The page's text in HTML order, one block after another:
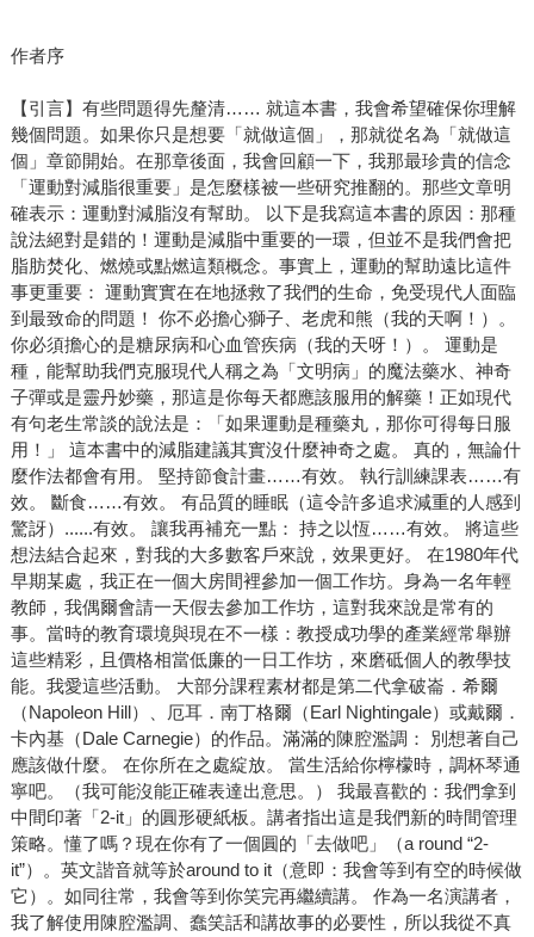
作者序
【引言】有些問題得先釐清…… 就這本書，我會希望確保你理解
幾個問題。如果你只是想要「就做這個」，那就從名為「就做這
個」章節開始。在那章後面，我會回顧一下，我那最珍貴的信念
「運動對減脂很重要」是怎麼樣被一些研究推翻的。那些文章明
確表示：運動對減脂沒有幫助。 以下是我寫這本書的原因：那種
說法絕對是錯的！運動是減脂中重要的一環，但並不是我們會把
脂肪焚化、燃燒或點燃這類概念。事實上，運動的幫助遠比這件
事更重要： 運動實實在在地拯救了我們的生命，免受現代人面臨
到最致命的問題！ 你不必擔心獅子、老虎和熊（我的天啊！）。
你必須擔心的是糖尿病和心血管疾病（我的天呀！）。 運動是
種，能幫助我們克服現代人稱之為「文明病」的魔法藥水、神奇
子彈或是靈丹妙藥，那這是你每天都應該服用的解藥！正如現代
有句老生常談的說法是：「如果運動是種藥丸，那你可得每日服
用！」 這本書中的減脂建議其實沒什麼神奇之處。 真的，無論什
麼作法都會有用。 堅持節食計畫……有效。 執行訓練課表……有
效。 斷食……有效。 有品質的睡眠（這令許多追求減重的人感到
驚訝）......有效。 讓我再補充一點： 持之以恆……有效。 將這些
想法結合起來，對我的大多數客戶來說，效果更好。 在1980年代
早期某處，我正在一個大房間裡參加一個工作坊。身為一名年輕
教師，我偶爾會請一天假去參加工作坊，這對我來說是常有的
事。當時的教育環境與現在不一樣：教授成功學的產業經常舉辦
這些精彩，且價格相當低廉的一日工作坊，來磨砥個人的教學技
能。我愛這些活動。 大部分課程素材都是第二代拿破崙．希爾
（Napoleon Hill）、厄耳．南丁格爾（Earl Nightingale）或戴爾．
卡內基（Dale Carnegie）的作品。滿滿的陳腔濫調： 別想著自己
應該做什麼。 在你所在之處綻放。 當生活給你檸檬時，調杯琴通
寧吧。（我可能沒能正確表達出意思。） 我最喜歡的：我們拿到
中間印著「2-it」的圓形硬紙板。講者指出這是我們新的時間管理
策略。懂了嗎？現在你有了一個圓的「去做吧」（a round “2-
it”）。英文諧音就等於around to it（意即：我會等到有空的時候做
它）。如同往常，我會等到你笑完再繼續講。 作為一名演講者，
我了解使用陳腔濫調、蠢笑話和講故事的必要性，所以我從不真